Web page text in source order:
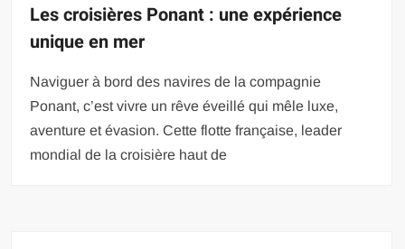
Les croisières Ponant : une expérience
unique en mer
Naviguer à bord des navires de la compagnie
Ponant, c’est vivre un rêve éveillé qui mêle luxe,
aventure et évasion. Cette flotte française, leader
mondial de la croisière haut de